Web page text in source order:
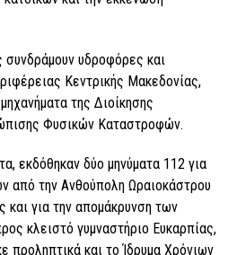
υδροφόρες και
Κεντρικής Μακεδονίας,
της Διοίκησης
Φυσικών Καταστροφών.
εκδόθηκαν δύο μηνύματα 112 για
από την Ανθούπολη Ωραιοκάστρου
και για την απομάκρυνση των
κλειστό γυμναστήριο Ευκαρπίας,
προληπτικά και το Ίδρυμα Χρόνιων